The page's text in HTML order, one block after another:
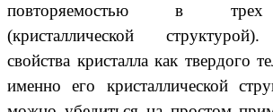
повторяемостью в трех
(кристаллической
свойства кристалла как твердого
именно его кристаллической